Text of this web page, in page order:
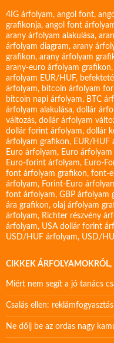
4IG árfolyam, angol font,
grafikonja, angol font
arany árfolyam alakulása,
árfolyam diagram, arany
grafikon, arany árfolyam
arany-euro árfolyam grafikon,
arfolyam EUR/HUF,
árfolyam, bitcoin árfolyam
bitcoin napi árfolyam, BTC
árfolyam alakulása, dollár
változás, dollár árfolyam
dollár forint árfolyam, dollár
árfolyam grafikon, EUR/HUF
Euro árfolyam, Euro árfolyam
Euro-forint árfolyam, Euro-
font árfolyam grafikon, font-
árfolyam, Forint-Euro
font árfolyam, GBP árfolyam
ára grafikon, olaj árfolyam
árfolyam, Richter részvény
árfolyam, USA dollár forint
USD/HUF árfolyam, USD/
CIKKEK ÁRFOLYAMOKRÓL,
Miért nem segít a jó tanács
Csalás ellen:
Ne dőlj be az ordas nagy